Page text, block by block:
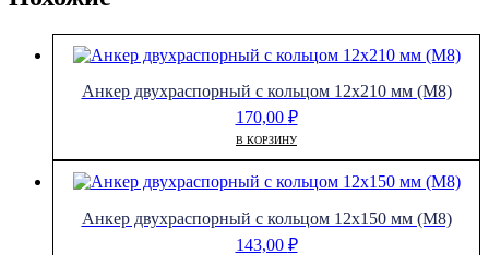
Анкер двухраспорный с кольцом 12х210 мм (М8)
170,00 ₽
В КОРЗИНУ
Анкер двухраспорный с кольцом 12х150 мм (М8)
143,00 ₽